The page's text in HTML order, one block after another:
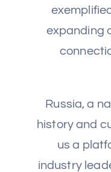
expanding
Russia, a
history and
us a
industry